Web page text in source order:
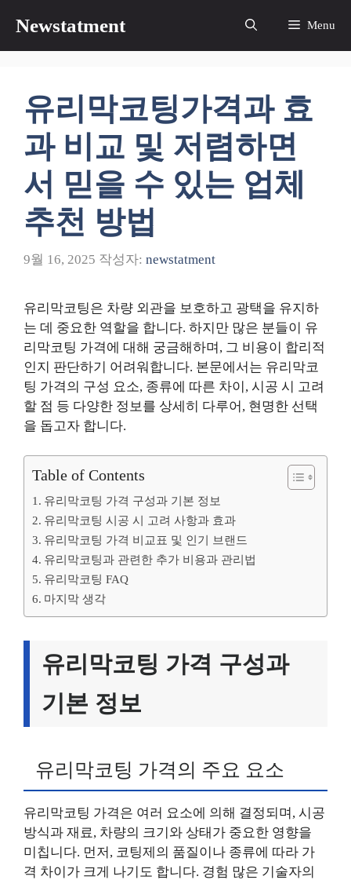
츠
Newstatment Menu
유리막코팅가격과 효
과 비교 및 저렴하면
서 믿을 수 있는 업체
추천 방법
9월 16, 2025 작성자: newstatment
유리막코팅은 차량 외관을 보호하고 광택을 유지하
는 데 중요한 역할을 합니다. 하지만 많은 분들이 유
리막코팅 가격에 대해 궁금해하며, 그 비용이 합리적
인지 판단하기 어려워합니다. 본문에서는 유리막코
팅 가격의 구성 요소, 종류에 따른 차이, 시공 시 고려
할 점 등 다양한 정보를 상세히 다루어, 현명한 선택
을 돕고자 합니다.
Table of Contents
유리막코팅 가격 구성과 기본 정보
유리막코팅 시공 시 고려 사항과 효과
유리막코팅 가격 비교표 및 인기 브랜드
유리막코팅과 관련한 추가 비용과 관리법
유리막코팅 FAQ
마지막 생각
유리막코팅 가격 구성과
기본 정보
유리막코팅 가격의 주요 요소
유리막코팅 가격은 여러 요소에 의해 결정되며, 시공
방식과 재료, 차량의 크기와 상태가 중요한 영향을
미칩니다. 먼저, 코팅제의 품질이나 종류에 따라 가
격 차이가 크게 나기도 합니다. 경험 많은 기술자의